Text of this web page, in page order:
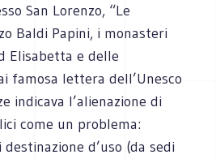
San Lorenzo, “Le
Baldi Papini, i monasteri
Elisabetta e delle
famosa lettera dell’Unesco
indicava l’alienazione di
come un problema:
d’uso (da sedi